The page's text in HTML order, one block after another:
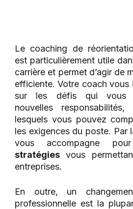
Le coaching de
est particulièrement utile
carrière et permet d’agir de
efficiente. Votre coach vous
sur les défis qui vous
nouvelles
lesquels vous pouvez
les exigences du poste. Par
vous accompagne
stratégies vous
entreprises.
En outre, un
professionnelle est la